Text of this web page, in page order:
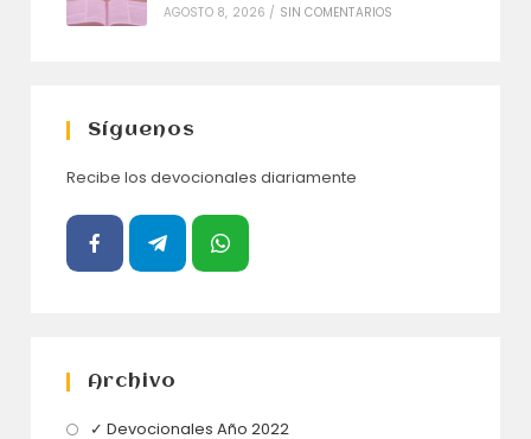
AGOSTO 8, 2026 / SIN COMENTARIOS
Síguenos
Recibe los devocionales diariamente
Archivo
✓ Devocionales Año 2022Se